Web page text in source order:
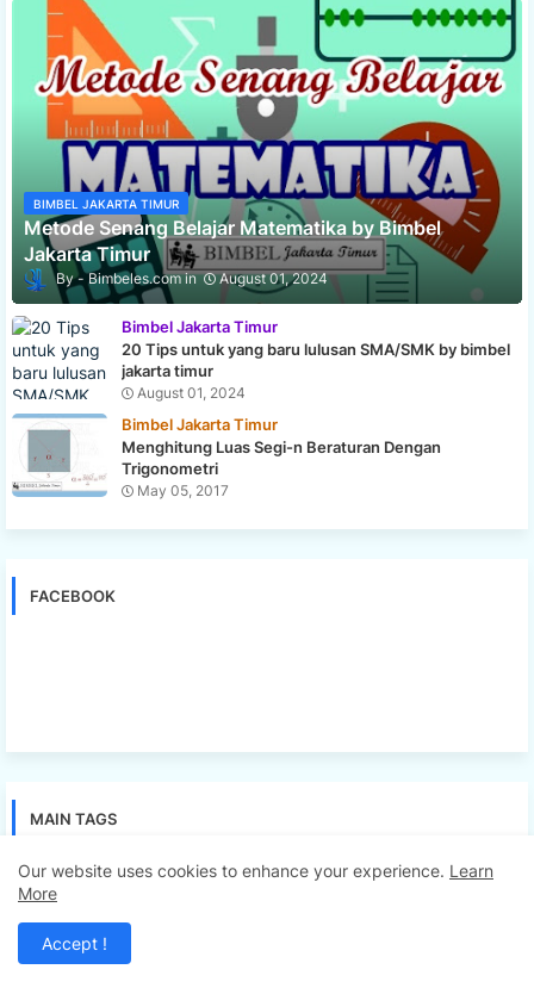
BIMBEL JAKARTA TIMUR
Metode Senang Belajar Matematika by Bimbel
Jakarta Timur
Bimbeles.com August 01, 2024
Bimbel Jakarta Timur
20 Tips untuk yang baru lulusan SMA/SMK by bimbel
jakarta timur
August 01, 2024
Bimbel Jakarta Timur
Menghitung Luas Segi-n Beraturan Dengan
Trigonometri
May 05, 2017
FACEBOOK
MAIN TAGS
Aljabar Aritmatika Bimbel Jakarta Timur Bimbingan Belajar
Inspirasi
Our website uses cookies to enhance your experience. Learn
More
Accept !